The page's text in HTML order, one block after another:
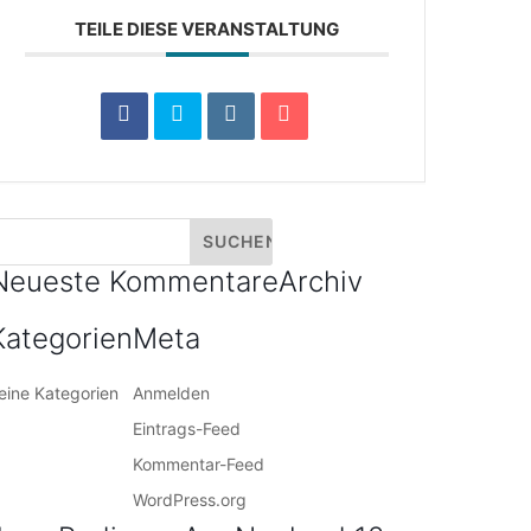
TEILE DIESE VERANSTALTUNG
KommentareArchiv
Kategorien
Meta
Anmelden
Eintrags-Feed
Kommentar-Feed
WordPress.org